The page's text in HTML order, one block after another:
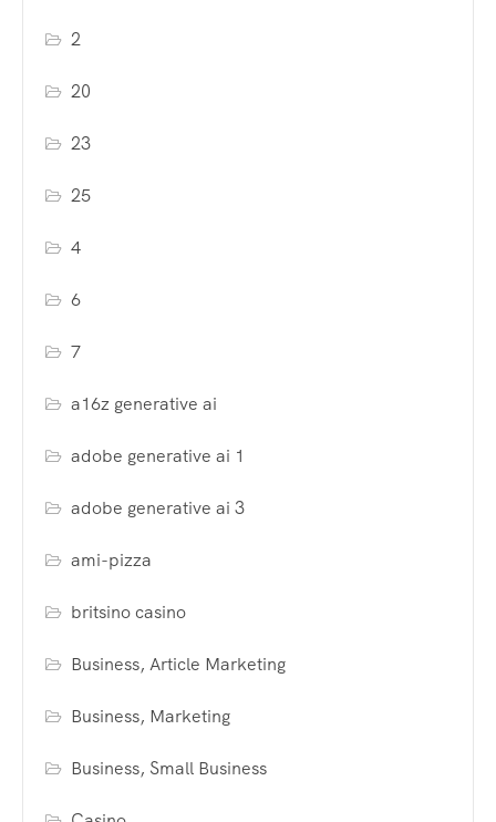
2
20
23
25
4
6
7
a16z generative ai
adobe generative ai 1
adobe generative ai 3
ami-pizza
britsino casino
Business, Article Marketing
Business, Marketing
Business, Small Business